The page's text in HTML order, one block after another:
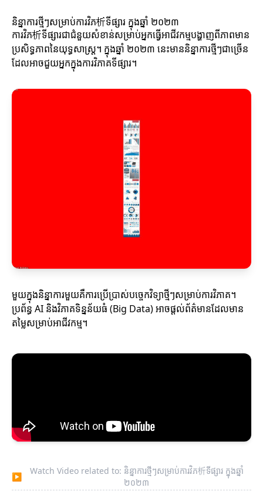
និន្នាការថ្មីៗសម្រាប់ការវិភ析ទីផ្សារ ក្នុងឆ្នាំ ២០២៣
ការវិភ析ទីផ្សារជាជំនួយសំខាន់សម្រាប់អ្នកធ្វើអាជីវកម្មបង្ហាញពីភាពមាន
ប្រសិទ្ធភាពនៃយុទ្ធសាស្ត្រ។ ក្នុងឆ្នាំ ២០២៣ នេះមាននិន្នាការថ្មីៗជាច្រើន
ដែលអាចជួយអ្នកក្នុងការវិភាគទីផ្សារ។
មួយក្នុងនិន្នាការមួយគឺការប្រើប្រាស់បច្ចេកវិទ្យាថ្មីៗសម្រាប់ការវិភាគ។
ប្រព័ន្ធ AI និងវិភាគទិន្នន័យធំ (Big Data) អាចផ្តល់ព័ត៌មានដែលមាន
តម្លៃសម្រាប់អាជីវកម្ម។
▶
Watch Video related to: និន្នាការថ្មីៗសម្រាប់ការវិភ析ទីផ្សារ ក្នុងឆ្នាំ
២០២៣